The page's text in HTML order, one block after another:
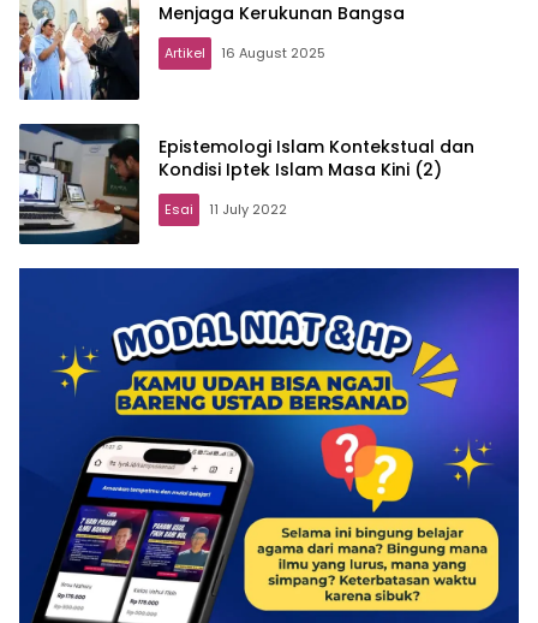
Menjaga Kerukunan Bangsa
Artikel 16 August 2025
Epistemologi Islam Kontekstual dan
Kondisi Iptek Islam Masa Kini (2)
Esai 11 July 2022